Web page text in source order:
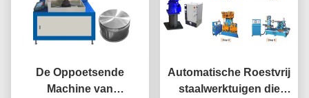
De Oppoetsende
Machine van
Automatische Roestvrij
staalwerktuigen die